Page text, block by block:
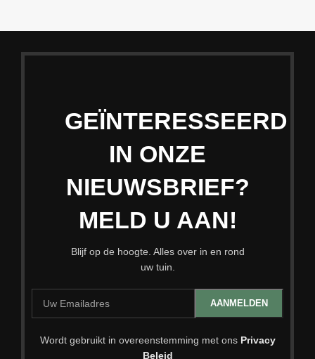
GEÏNTERESSEERD
IN ONZE
NIEUWSBRIEF?
MELD U AAN!
Blijf op de hoogte. Alles over in en rond
uw tuin.
Wordt gebruikt in overeenstemming met ons Privacy
Beleid